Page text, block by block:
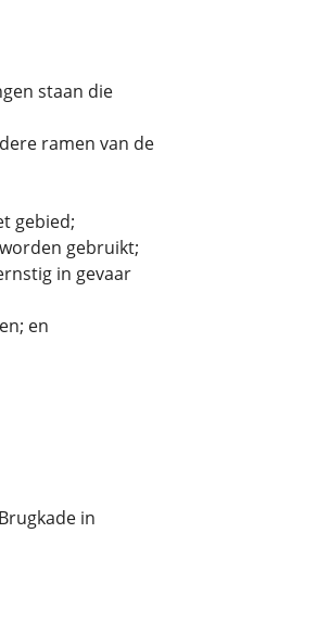
staan die
ramen van de
gebied;
gebruikt;
in gevaar
en
in